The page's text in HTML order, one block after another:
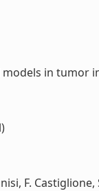
in tumor
F.